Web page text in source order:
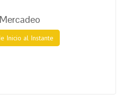
Inicio al Instante